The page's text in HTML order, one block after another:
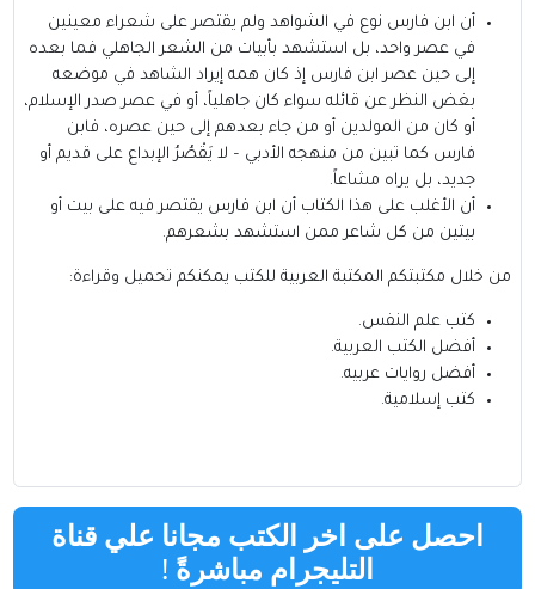
أن ابن فارس نوع في الشواهد ولم يقتصر على شعراء معينين
في عصر واحد، بل استشهد بأبيات من الشعر الجاهلي فما بعده
إلى حين عصر ابن فارس إذ كان همه إيراد الشاهد في موضعه
بغض النظر عن قائله سواء كان جاهلياً، أو في عصر صدر الإسلام،
أو كان من المولدين أو من جاء بعدهم إلى حين عصره، فابن
فارس كما تبين من منهجه الأدبي – لا يَقْصُرُ الإبداع على قديم أو
جديد، بل يراه مشاعاً.
أن الأغلب على هذا الكتاب أن ابن فارس يقتصر فيه على بيت أو
بيتين من كل شاعر ممن استشهد بشعرهم.
من خلال مكتبتكم المكتبة العربية للكتب يمكنكم تحميل وقراءة:
كتب علم النفس.
أفضل الكتب العربية.
أفضل روايات عربيه.
كتب إسلامية.
احصل على اخر الكتب مجانا علي قناة
التليجرام مباشرةً !